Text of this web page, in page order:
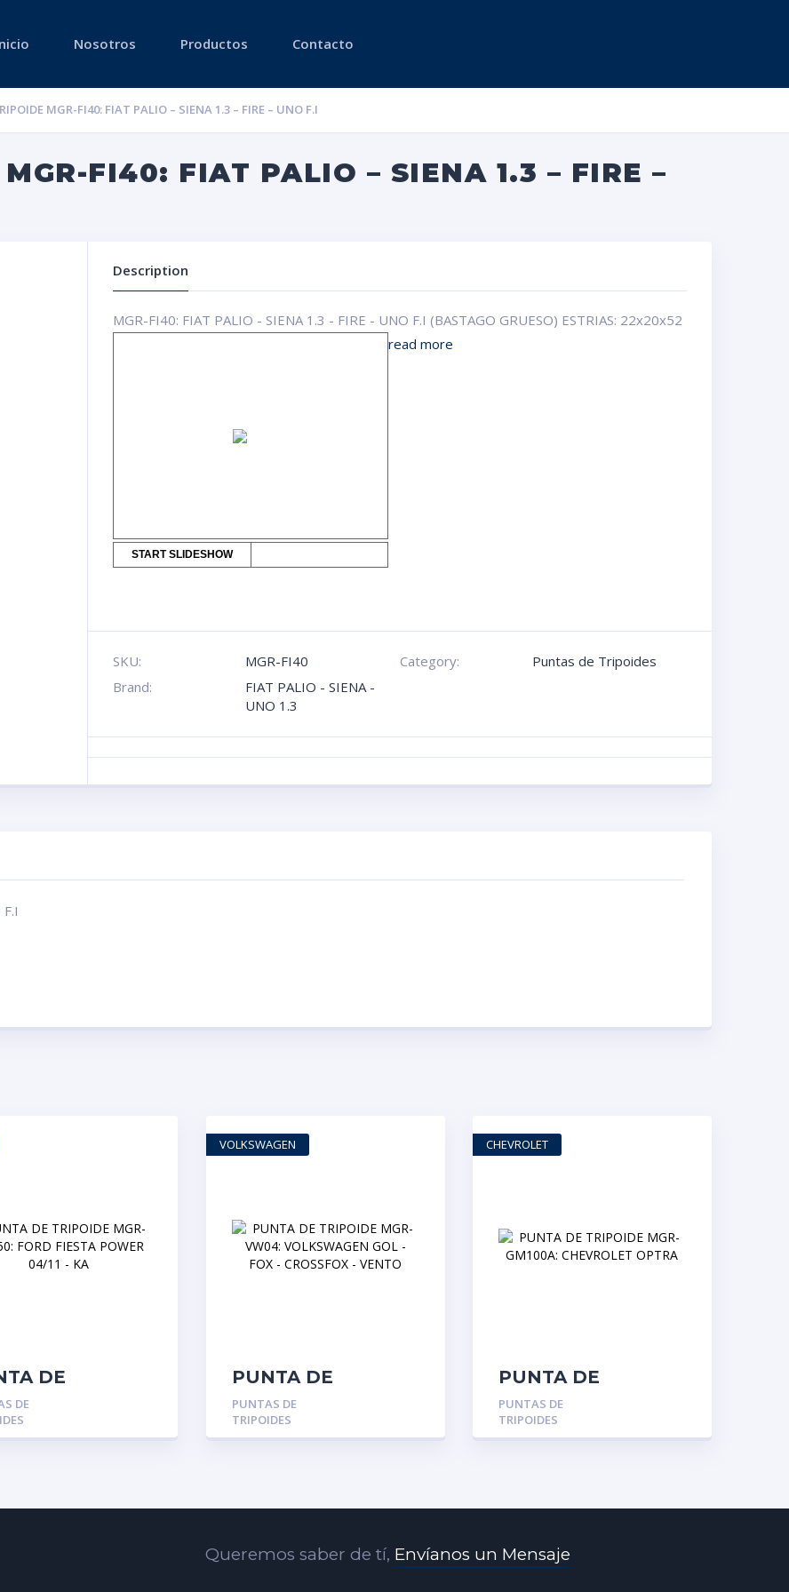
Nosotros Productos Contacto
MGR-FI40: FIAT PALIO – SIENA 1.3 – FIRE – UNO F.I
FI40: FIAT PALIO – SIENA 1.3 – FIRE –
Description
MGR-FI40: FIAT PALIO - SIENA 1.3 - FIRE - UNO F.I (BASTAGO GRUESO) ESTRIAS: 22x20x52
read more
START SLIDESHOW
SKU: MGR-FI40 Category:
Puntas de Tripoides
Brand:
FIAT PALIO - SIENA -
UNO 1.3
DE
MGR-
FORD
POWER
DE
PUNTA DE
TRIPOIDE MGR-
VW04:
VOLKSWAGEN GOL
PUNTAS DE
TRIPOIDES
VOLKSWAGEN
PUNTA DE
TRIPOIDE MGR-
GM100A:
CHEVROLET
PUNTAS DE
TRIPOIDES
CHEVROLET
Queremos saber de tí, Envíanos un Mensaje